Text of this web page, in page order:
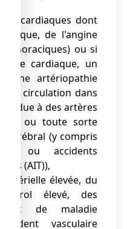
cardiaques dont
de l'angine
thoraciques) ou si
cardiaque, un
une artériopathie
circulation dans
due à des artères
ou toute sorte
cérébral (y compris
» ou accidents
(AIT)),
artérielle élevée, du
élevé, des
de maladie
vasculaire